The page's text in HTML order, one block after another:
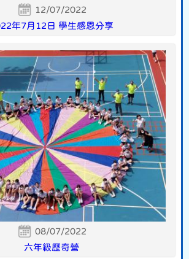
12/07/2022
年7月12日 學生感恩分享
08/07/2022
六年級歷奇營